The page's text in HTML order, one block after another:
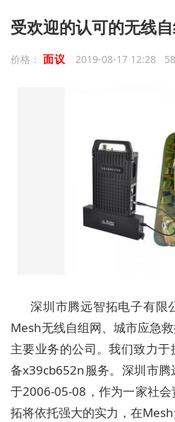
受欢迎的认可的无线
价格： 面议 2019-08-17 12:28
深圳市腾远智拓电子有限
Mesh无线自组网、城市应急
主要业务的公司。我们致力
备x39cb652n服务。深圳市
于2006-05-08，作为一家社
拓将依托强大的实力，在